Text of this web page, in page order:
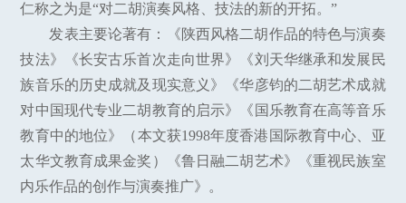
仁称之为是“对二胡演奏风格、技法的新的开拓。”
发表主要论著有：《陕西风格二胡作品的特色与演奏
技法》《长安古乐首次走向世界》《刘天华继承和发展民
族音乐的历史成就及现实意义》《华彦钧的二胡艺术成就
对中国现代专业二胡教育的启示》《国乐教育在高等音乐
教育中的地位》（本文获1998年度香港国际教育中心、亚
太华文教育成果金奖）《鲁日融二胡艺术》《重视民族室
内乐作品的创作与演奏推广》。